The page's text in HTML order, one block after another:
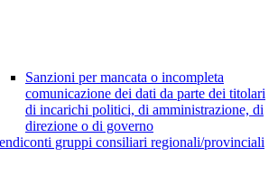
Sanzioni per mancata o incompleta
comunicazione dei dati da parte dei titolari
di incarichi politici, di amministrazione, di
direzione o di governo
gruppi consiliari regionali/provinciali